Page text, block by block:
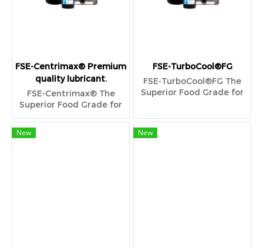
FSE-Centrimax® Premium
quality lubricant.
FSE-Centrimax® The
Superior Food Grade for
FSE-TurboCool®FG
FSE-TurboCool®FG The
Superior Food Grade for
New New